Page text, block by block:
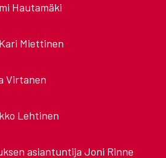
Hautamäki
Miettinen
Virtanen
Lehtinen
asiantuntija Joni Rinne